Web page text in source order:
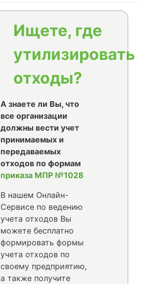
Ищете, где
утилизировать
отходы?
А знаете ли Вы, что
все организации
должны вести учет
принимаемых и
передаваемых
отходов по формам
приказа МПР №1028
В нашем Онлайн-
Сервисе по ведению
учета отходов Вы
можете бесплатно
формировать формы
учета отходов по
своему предприятию,
а также получите